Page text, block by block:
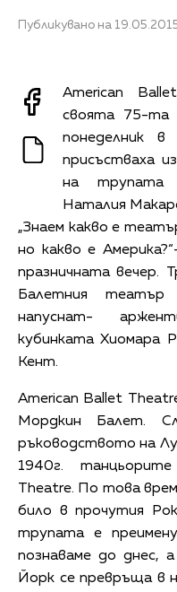
Публикувано на
American
своята 75-та
понеделник
присъстваха
на трупата
Наталия
„Знаем какво е
но какво е
празничната вечер.
Балетния
напуснат-
кубинката Хиомара
Кент.
American Ballet
Мордкин Балет.
ръководството на
1940г.
Theatre. По това
било в прочутия
трупата е
познаваме до
Йорк се превръща в